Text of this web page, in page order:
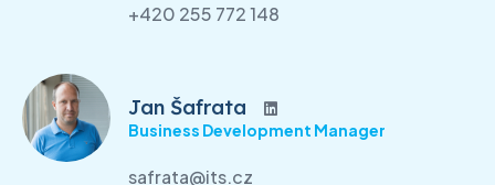
+420 255 772 148
Jan Šafrata
Business Development Manager
safrata@its.cz